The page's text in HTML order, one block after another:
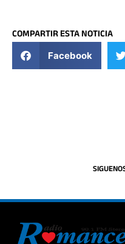
COMPARTIR ESTA NOTICIA
Facebook